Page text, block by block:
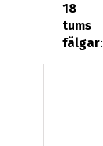
18
tums
fälgar: